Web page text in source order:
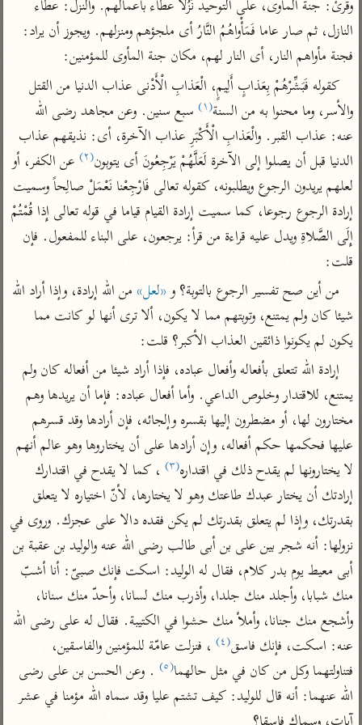
جمع الأقوال
تفسير ابن الجوزي
تفسير الماوردي
منتقاة
تفسير ابن القيم
تفسير ابن تيمية
عامّة
تفسير السمعاني
تفسير مكّي
محاسن التأويل
للقاسمي
تفسير الثعالبي
تفسير السمرقندي
تفسير الثعلبي
تفسير الرازي
أخرى
أضواء البيان
نظم الدرر للبقاعي
لغة وبلاغة
التحرير والتنوير
المحرر الوجيز لابن
البحر المحيط لأبي
حيان
البسيط للواحدي
تفسير أبي السعود
الكشاف للزمخشري
تفسير ابن عثيمين
مركَّزة العبارة
تفسير الجلالين
جامع البيان للإيجي
تفسير البيضاوي
تفسير النسفي
الوجيز للواحدي
تفسير ابن أبي زمنين
آثار
موسوعة التفسير
الدر المنثور
تفسير ابن أبي حاتم
تفسير مقاتل
تفسير قتادة
اشترك لتصلك أخبار مشاريعنا
اشترك
راسلنا •تليجرام • تويتر
تعليمات •عن الباحث القرآني
فجنة مأواهم النار، أى النار لهم، مكان جنة المأوى للمؤمنين:
والأسر، وما محنوا به من السنة(١)
الدنيا قبل أن يصلوا إلى الآخرة لَعَلَّهُمْ يَرْجِعُونَ أى يتوبون(٢)
عن الكفر، أو
قلت:
من أين صح تفسير الرجوع بالتوبة؟ و «لعل»
يكون لم يكونوا ذائقين العذاب الأكبر؟ قلت:
لا يختارونها لم يقدح ذلك في اقتداره(٣)
عنه: اسكت، فإنك فاسق(٤)
فتناولتهما وكل من كان في مثل حالهما(٥)
الله عنهما: أنه قال للوليد: كيف تشتم عليا وقد سماه الله مؤمنا في عشر